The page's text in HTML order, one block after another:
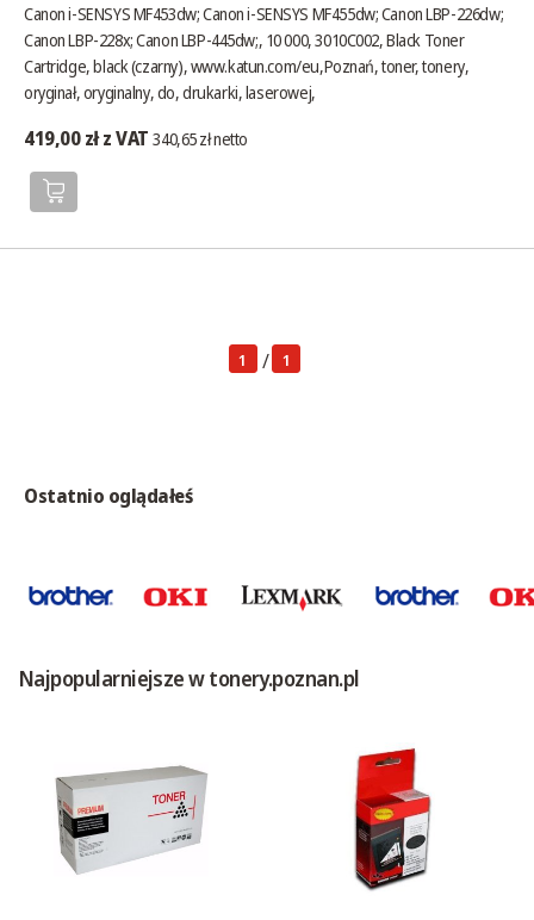
Canon i-SENSYS MF453dw; Canon i-SENSYS MF455dw; Canon LBP-226dw;
Canon LBP-228x; Canon LBP-445dw;, 10 000, 3010C002, Black Toner
Cartridge, black (czarny),www.katun.com/eu,Poznań, toner, tonery,
oryginał, oryginalny, do, drukarki, laserowej,
419,00 zł z VAT 340,65 zł netto
1 / 1
Ostatnio oglądałeś
Najpopularniejsze w tonery.poznan.pl